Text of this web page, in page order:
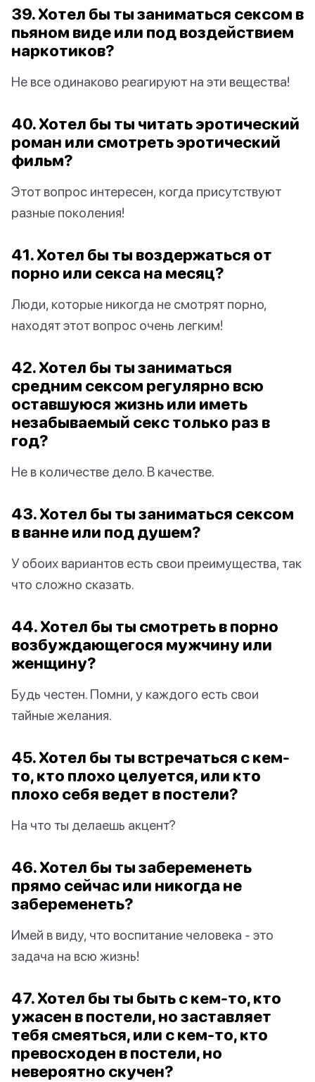
39. Хотел бы ты заниматься сексом в
пьяном виде или под воздействием
наркотиков?
Не все одинаково реагируют на эти вещества!
40. Хотел бы ты читать эротический
роман или смотреть эротический
фильм?
Этот вопрос интересен, когда присутствуют
разные поколения!
41. Хотел бы ты воздержаться от
порно или секса на месяц?
Люди, которые никогда не смотрят порно,
находят этот вопрос очень легким!
42. Хотел бы ты заниматься
средним сексом регулярно всю
оставшуюся жизнь или иметь
незабываемый секс только раз в
год?
Не в количестве дело. В качестве.
43. Хотел бы ты заниматься сексом
в ванне или под душем?
У обоих вариантов есть свои преимущества, так
что сложно сказать.
44. Хотел бы ты смотреть в порно
возбуждающегося мужчину или
женщину?
Будь честен. Помни, у каждого есть свои
тайные желания.
45. Хотел бы ты встречаться с кем-
то, кто плохо целуется, или кто
плохо себя ведет в постели?
На что ты делаешь акцент?
46. Хотел бы ты забеременеть
прямо сейчас или никогда не
забеременеть?
Имей в виду, что воспитание человека - это
задача на всю жизнь!
47. Хотел бы ты быть с кем-то, кто
ужасен в постели, но заставляет
тебя смеяться, или с кем-то, кто
превосходен в постели, но
невероятно скучен?